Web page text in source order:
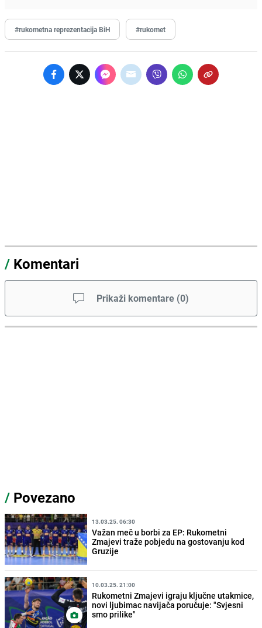
#rukometna reprezentacija BiH #rukomet
/ Komentari
Prikaži komentare (0)
/ Povezano
13.03.25. 06:30
Važan meč u borbi za EP: Rukometni
Zmajevi traže pobjedu na gostovanju kod
Gruzije
10.03.25. 21:00
Rukometni Zmajevi igraju ključne utakmice,
novi ljubimac navijača poručuje: "Svjesni
smo prilike"